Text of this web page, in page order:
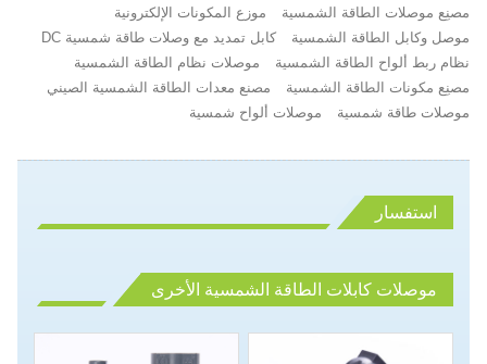
مصنِع موصلات الطاقة الشمسية
موزع المكونات الإلكترونية
موصل وكابل الطاقة الشمسية
كابل تمديد مع وصلات طاقة شمسية DC
نظام ربط ألواح الطاقة الشمسية
موصلات نظام الطاقة الشمسية
مصنِع مكونات الطاقة الشمسية
مصنع معدات الطاقة الشمسية الصيني
موصلات طاقة شمسية
موصلات ألواح شمسية
استفسار
موصلات كابلات الطاقة الشمسية الأخرى